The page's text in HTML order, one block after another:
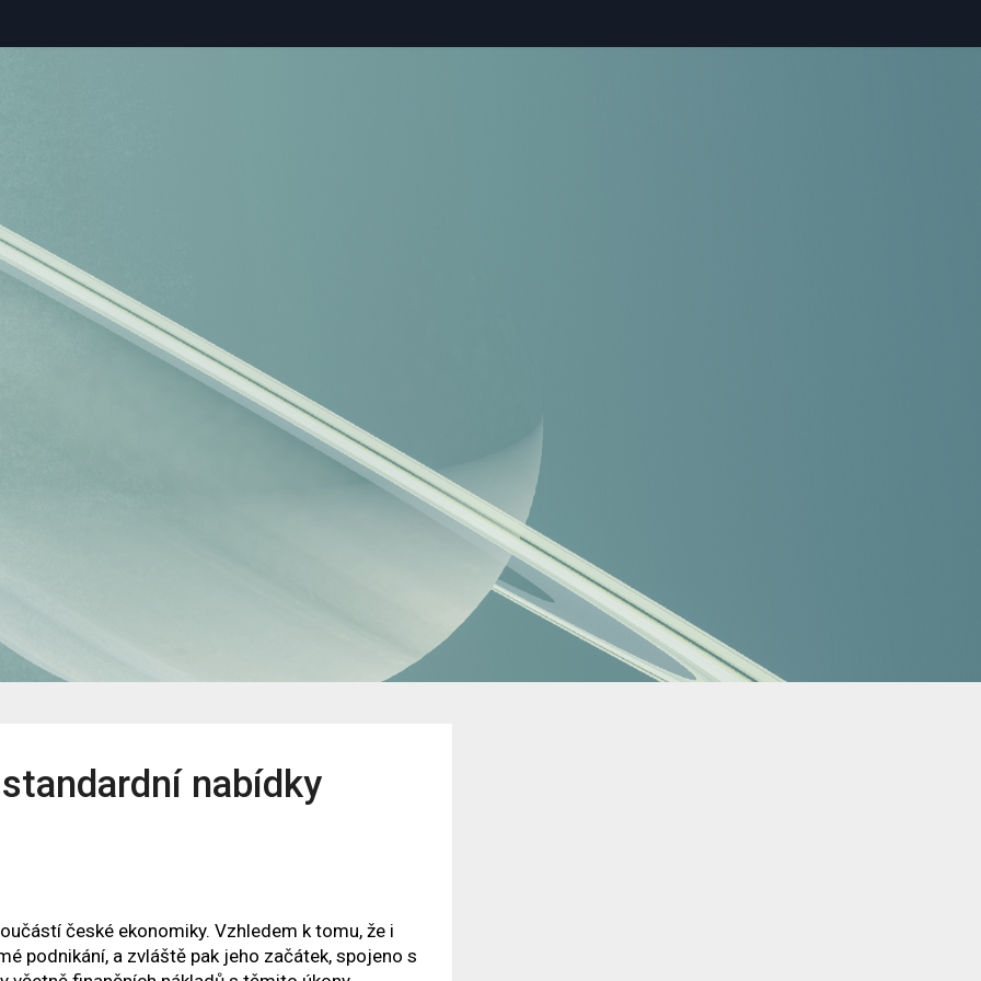
nabídky
české ekonomiky. Vzhledem k tomu, že i
podnikání, a zvláště pak jeho začátek, spojeno s